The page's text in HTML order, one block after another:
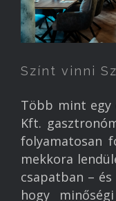
Színt vinni
Több mint egy
Kft.
folyamatosan
mekkora
csapatban –
hogy